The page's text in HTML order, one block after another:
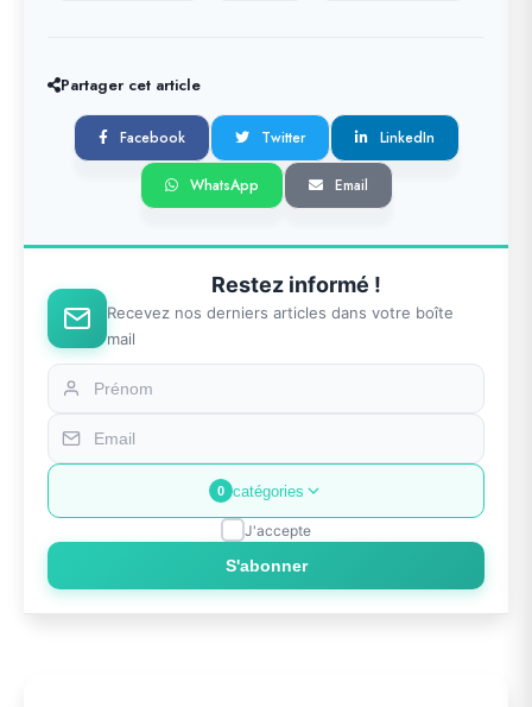
Partager cet article
Facebook Twitter LinkedIn
WhatsApp Email
Restez informé !
Recevez nos derniers articles dans votre boîte
mail
0 catégories
J'accepte
S'abonner